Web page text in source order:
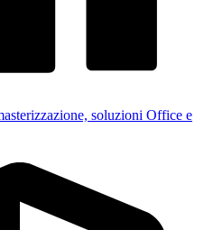
soluzioni Office e